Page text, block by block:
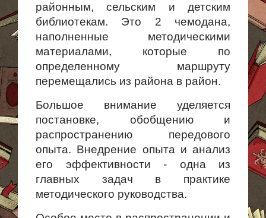
районным, сельским и детским
библиотекам. Это 2 чемодана,
наполненные методическими
материалами, которые по
определенному маршруту
перемещались из района в район.
Большое внимание уделяется
постановке, обобщению и
распространению передового
опыта. Внедрение опыта и анализ
его эффективности - одна из
главных задач в практике
методического руководства.